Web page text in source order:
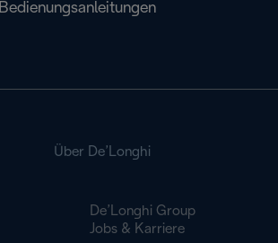
Bedienungsanleitungen
Über De’Longhi
De’Longhi Group
Jobs & Karriere